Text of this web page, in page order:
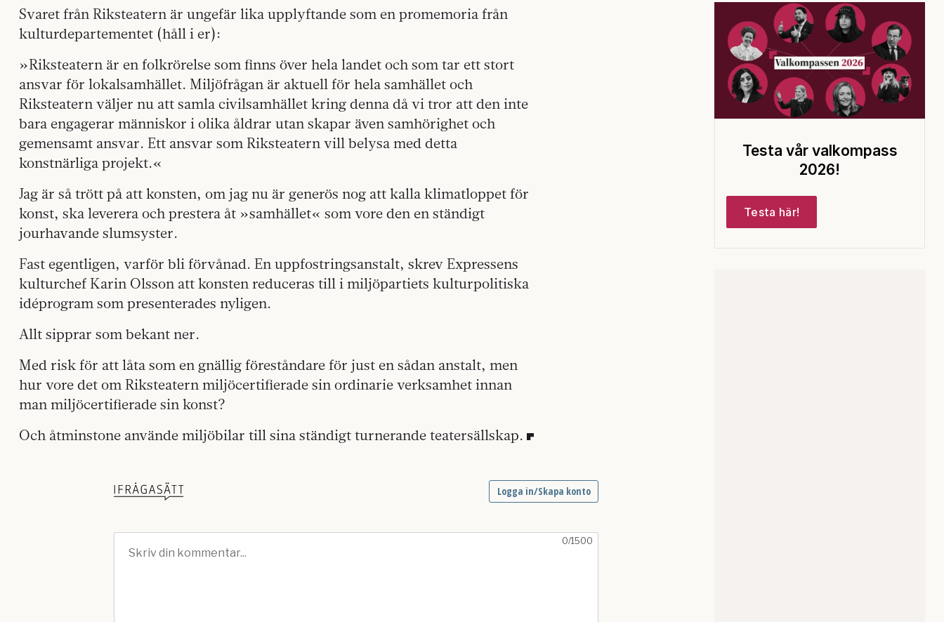
Svaret från Riksteatern är ungefär lika upplyftande som en promemoria från
kulturdepartementet (håll i er):
»Riksteatern är en folkrörelse som finns över hela landet och som tar ett stort
ansvar för lokalsamhället. Miljöfrågan är aktuell för hela samhället och
Riksteatern väljer nu att samla civilsamhället kring denna då vi tror att den inte
bara engagerar människor i olika åldrar utan skapar även samhörighet och
gemensamt ansvar. Ett ansvar som Riksteatern vill belysa med detta
konstnärliga projekt.«
Jag är så trött på att konsten, om jag nu är generös nog att kalla klimatloppet för
konst, ska leverera och prestera åt »samhället« som vore den en ständigt
jourhavande slumsyster.
Fast egentligen, varför bli förvånad. En uppfostringsanstalt, skrev Expressens
kulturchef Karin Olsson att konsten reduceras till i miljöpartiets kulturpolitiska
idéprogram som presenterades nyligen.
Allt sipprar som bekant ner.
Med risk för att låta som en gnällig föreståndare för just en sådan anstalt, men
hur vore det om Riksteatern miljöcertifierade sin ordinarie verksamhet innan
man miljöcertifierade sin konst?
Och åtminstone använde miljöbilar till sina ständigt turnerande teatersällskap.
Testa vår valkompass
2026!
Testa här!